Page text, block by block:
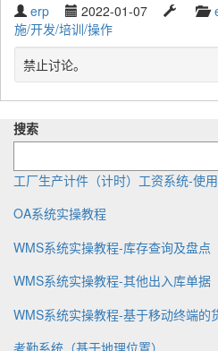
g
g
e
d
t
h
W
r
i
t
t
e
n
b
erp
P
u
b
i
s
2022-01-07
s
u
p
e
C
t
g
o
施/开发/培训/操作
禁止讨论。
搜索
工厂生产计件（计时）工资系统-使
OA系统实操教程
WMS系统实操教程-库存查询及盘点
WMS系统实操教程-其他出入库单据
WMS系统实操教程-基于移动终端的